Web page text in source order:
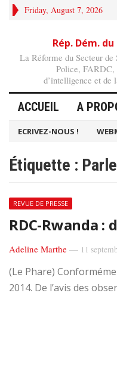
Friday, August 7, 2026
Rép. Dém.
La Réforme du Secteur de
Police, FARDC,
d’intelligence et de
ACCUEIL A
ECRIVEZ-NOUS !
Étiquette :
REVUE DE PRESSE
RDC-Rwanda
Adeline Marthe — 11
(Le Phare)
2014. De l’avis des